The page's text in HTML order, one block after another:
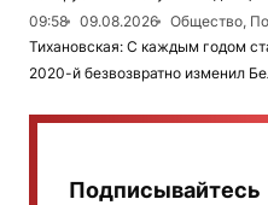
09:58
09.08.2026
Общество,
Тихановская: С каждым годом
2020-й безвозвратно изменил
Подписывайтесь